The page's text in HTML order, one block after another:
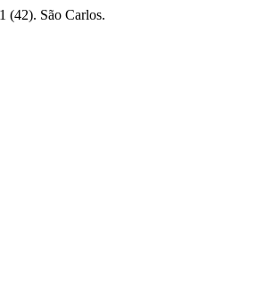
1 (42). São Carlos.